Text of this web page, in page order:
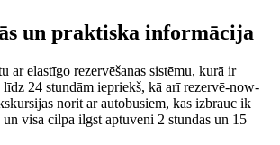
un praktiska informācija
ar elastīgo rezervēšanas sistēmu, kurā ir
līdz 24 stundām iepriekš, kā arī rezervē-now-
norit ar autobusiem, kas izbrauc ik
visa cilpa ilgst aptuveni 2 stundas un 15